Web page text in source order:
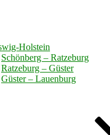
Holstein
Schönberg – Ratzeburg
Ratzeburg – Güster
Güster – Lauenburg